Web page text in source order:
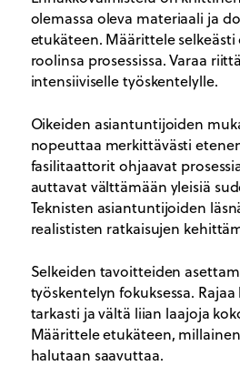
olemassa oleva materiaali ja
etukäteen. Määrittele
roolinsa prosessissa. Varaa
intensiiviselle työskentelylle.
Oikeiden asiantuntijoiden
nopeuttaa merkittävästi
fasilitaattorit ohjaavat
auttavat välttämään yleisiä
Teknisten asiantuntijoiden
realististen ratkaisujen
Selkeiden tavoitteiden
työskentelyn fokuksessa.
tarkasti ja vältä liian laajoja
Määrittele etukäteen,
halutaan saavuttaa.